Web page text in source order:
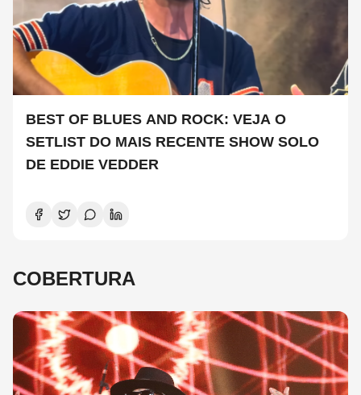
BEST OF BLUES AND ROCK: VEJA O
SETLIST DO MAIS RECENTE SHOW SOLO
DE EDDIE VEDDER
COBERTURA